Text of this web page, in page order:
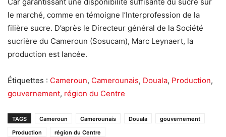
le marché, comme en témoigne l’Interprofession de la
filière sucre. D’après le Directeur général de la Société
sucrière du Cameroun (Sosucam), Marc Leynaert, la
production est lancée.
Étiquettes : Cameroun, Camerounais, Douala, Production,
gouvernement, région du Centre
TAGS Cameroun Camerounais Douala
gouvernement
Production
région du Centre